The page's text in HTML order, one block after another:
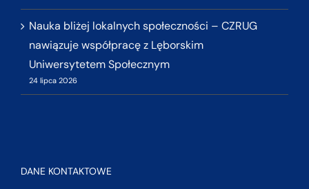
Nauka bliżej lokalnych społeczności – CZRUG
nawiązuje współpracę z Lęborskim
Uniwersytetem Społecznym
24 lipca 2026
DANE KONTAKTOWE